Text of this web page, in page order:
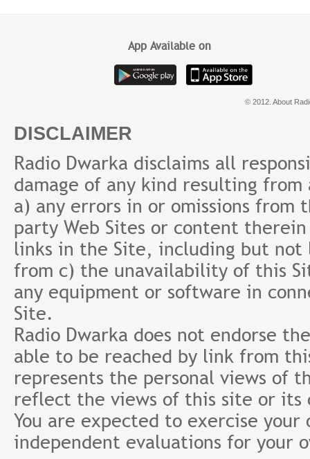
App Available on
© 2012. About
DISCLAIMER
Radio Dwarka disclaims all
damage of any kind resulting
a) any errors in or omissions
party Web Sites or content
links in the Site, including but
from c) the unavailability of this
any equipment or software in
Site.
Radio Dwarka does not endorse
able to be reached by link from
represents the personal views of
reflect the views of this site or its
You are expected to exercise
independent evaluations for your